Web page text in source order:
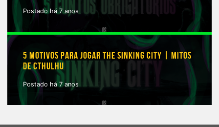
Postado há 7 anos
5 MOTIVOS PARA JOGAR THE SINKING CITY | MITOS
DE CTHULHU
Postado há 7 anos